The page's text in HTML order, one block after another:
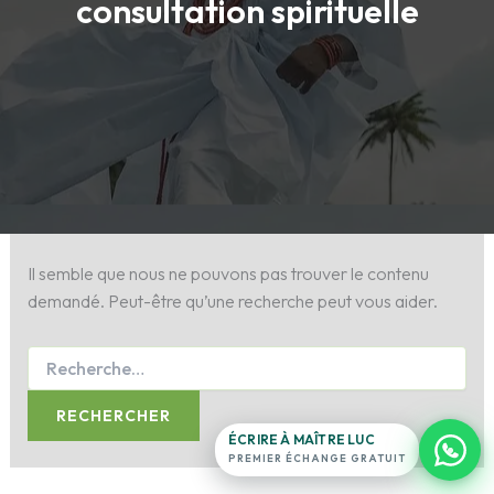
consultation spirituelle
Il semble que nous ne pouvons pas trouver le contenu
demandé. Peut-être qu’une recherche peut vous aider.
Maître Luc
Exposez votre situation.
ligne du
temple
16
ÉCRIRE À MAÎTRE LUC
PREMIER ÉCHANGE GRATUIT